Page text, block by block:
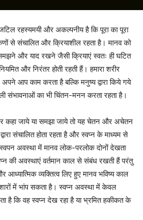
रहस्यमयी और अकल्पनीय है कि पूरा का पूरा
से संचालित और क्रियाशील रहता है। मानव को
और याद रखने जैसी क्रियाएं स्वतः ही घटित
और निरंतर होती रहती हैं। हमारा शरीर
आप काम करता है बल्कि मनुष्य द्वारा किये गये
संभावनाओं का भी चिंतन-मनन करता रहता है।
कहा जाये या समझा जाये तो यह चेतन और अचेतन
संचालित होता रहता है और स्वप्न के माध्यम से
स्वपन अवस्था में मानव लोक-परलोक दोनों देखता
की अवस्थाएं वर्तमान काल से संबंध रखती हैं परंतु
आध्यात्मिक व्यक्तित्व लिए हुए मानव भविष्य काल
में भांप सकता है। स्वप्न अवस्था में केवल
है कि वह स्वप्न देख रहा है या भ्रमित हकीकत के